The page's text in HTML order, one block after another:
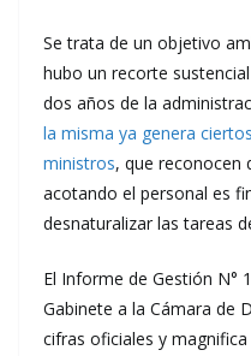
Se trata de un objetivo
hubo un recorte
dos años de la
la misma ya genera
ministros, que reconocen
acotando el personal es
desnaturalizar las tareas
El Informe de Gestión N°
Gabinete a la Cámara de
cifras oficiales y